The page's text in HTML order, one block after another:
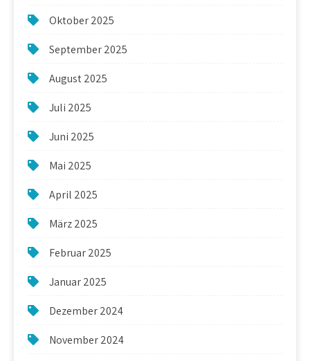
Oktober 2025
September 2025
August 2025
Juli 2025
Juni 2025
Mai 2025
April 2025
März 2025
Februar 2025
Januar 2025
Dezember 2024
November 2024